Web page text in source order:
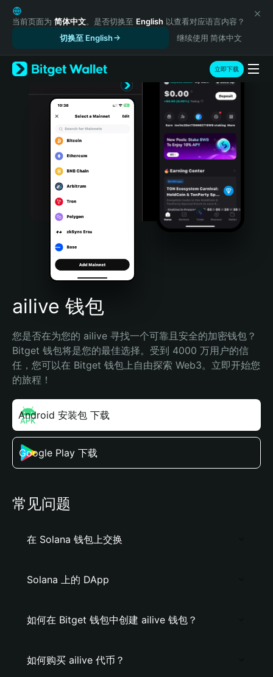
English
日本語
Русский
Español (Latinoamérica)
Türkçe
Português (Portugal)
Bahasa Indonesia
Português (Brasil)
Español (Argentina)
当前页面为 简体中文。是否切换至 English 以查看对应语言内容？
切换至 English
继续使用 简体中文
立即下载
ailive 钱包
您是否在为您的 ailive 寻找一个可靠且安全的加密钱包？
Bitget 钱包将是您的最佳选择。受到 4000 万用户的信
任，您可以在 Bitget 钱包上自由探索 Web3。立即开始您
的旅程！
Android 安装包 下载
Google Play 下载
常见问题
在 Solana 钱包上交换
Solana 上的 DApp
如何在 Bitget 钱包中创建 ailive 钱包？
如何购买 ailive 代币？